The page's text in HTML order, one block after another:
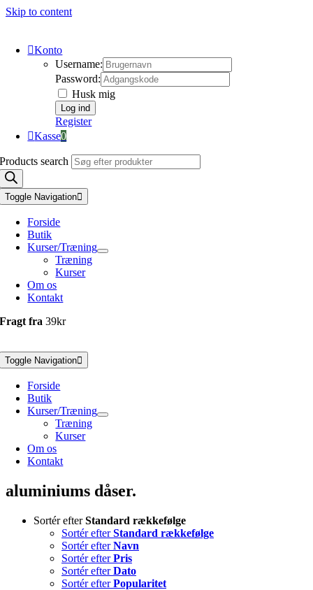
Skip to content
Konto
Username:
Password:
Husk mig
Register
Kasse0
Products search
Toggle Navigation
Forside
Butik
Kurser/Træning
Træning
Kurser
Om os
Kontakt
Fragt fra39kr
Toggle Navigation
Forside
Butik
Kurser/Træning
Træning
Kurser
Om os
Kontakt
aluminiums dåser.
Sortér efterStandard rækkefølge
Sortér efterStandard rækkefølge
Sortér efterNavn
Sortér efterPris
Sortér efterDato
Sortér efterPopularitet